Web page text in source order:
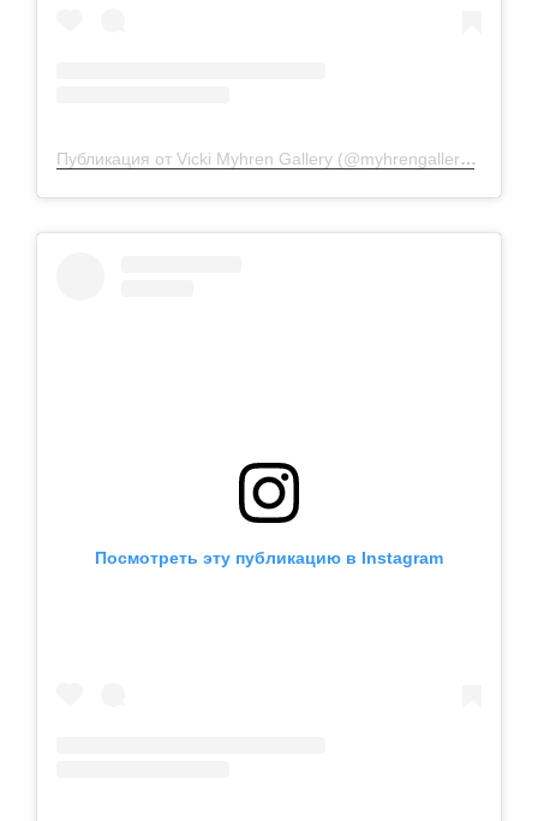
Публикация от Vicki Myhren Gallery (@myhrengallery)
Посмотреть эту публикацию в Instagram